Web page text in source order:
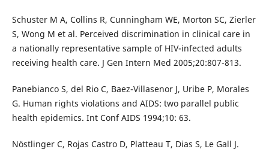
Schuster M A, Collins R, Cunningham WE, Morton SC, Zierler
S, Wong M et al. Perceived discrimination in clinical care in
a nationally representative sample of HIV-infected adults
receiving health care. J Gen Intern Med 2005;20:807-813.
Panebianco S, del Rio C, Baez-Villasenor J, Uribe P, Morales
G. Human rights violations and AIDS: two parallel public
health epidemics. Int Conf AIDS 1994;10: 63.
Nöstlinger C, Rojas Castro D, Platteau T, Dias S, Le Gall J.